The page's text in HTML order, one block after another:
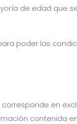
de edad que
poder las
en
contenida